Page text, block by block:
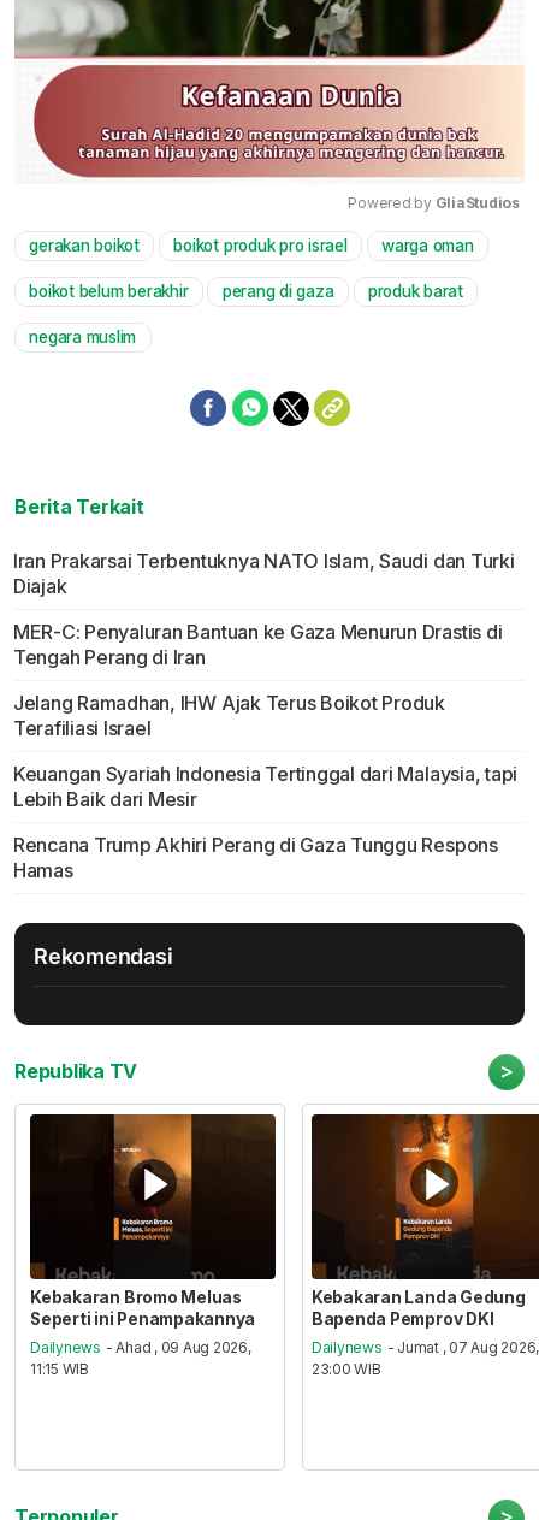
Mute
Powered by GliaStudios
gerakan boikot boikot produk pro israel warga oman
boikot belum berakhir perang di gaza produk barat
negara muslim
Berita Terkait
Iran Prakarsai Terbentuknya NATO Islam, Saudi dan Turki
Diajak
MER-C: Penyaluran Bantuan ke Gaza Menurun Drastis di
Tengah Perang di Iran
Jelang Ramadhan, IHW Ajak Terus Boikot Produk
Terafiliasi Israel
Keuangan Syariah Indonesia Tertinggal dari Malaysia, tapi
Lebih Baik dari Mesir
Rencana Trump Akhiri Perang di Gaza Tunggu Respons
Hamas
Rekomendasi
Republika TV >
Kebakaran Bromo Meluas
Seperti ini Penampakannya
Dailynews - Ahad , 09 Aug 2026,
11:15 WIB
Kebakaran Landa Gedung
Bapenda Pemprov DKI
Dailynews - Jumat , 07 Aug 2026,
23:00 WIB